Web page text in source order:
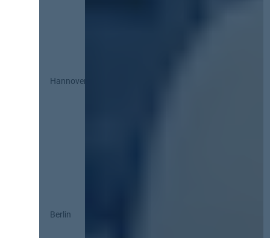
Hannover
Berlin